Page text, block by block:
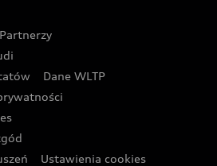
Partnera Audi
w Warszawie
Skokach Narciarskich w
Partnerzy
Dane WLTP
Ustawienia cookies